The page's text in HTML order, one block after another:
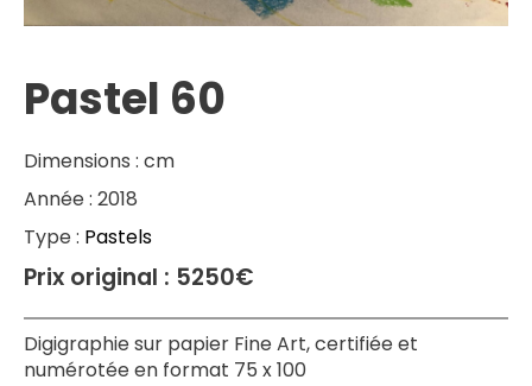
Pastel 60
Dimensions : cm
Année : 2018
Type : Pastels
Prix original : 5250€
Digigraphie sur papier Fine Art, certifiée et
numérotée en format 75 x 100